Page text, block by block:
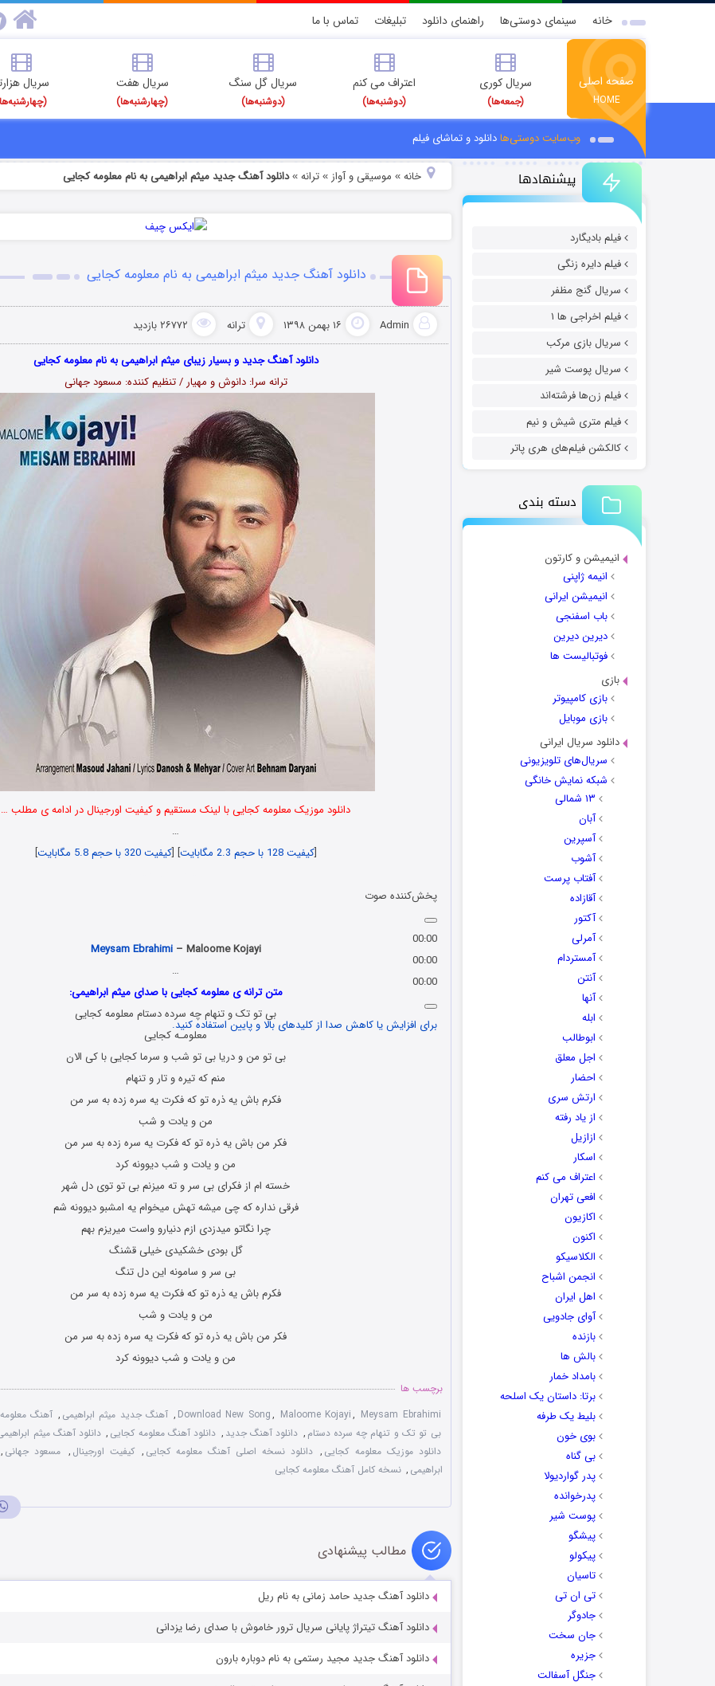
خانه سینمای دوستی‌ها راهنمای دانلود تبلیغات تماس با ما
صفحه اصلی
HOME
سریال کوری
(جمعه‌ها)
اعتراف می کنم
(دوشنبه‌ها)
سریال گل سنگ
(دوشنبه‌ها)
سریال هفت
(چهارشنبه‌ها)
سریال
وب‌سایت دوستی‌هادانلود و تماشای فیلم
پیشنهادها
فیلم بادیگارد
فیلم دایره زنگی
سریال گنج مظفر
فیلم اخراجی ها ۱
سریال بازی مرکب
سریال پوست شیر
فیلم زن‌ها فرشته‌اند
فیلم متری شیش و نیم
کالکشن فیلم‌های هری پاتر
دسته بندی
انیمیشن و کارتون
انیمه ژاپنی
انیمیشن ایرانی
باب اسفنجی
دیرین دیرین
فوتبالیست ها
بازی
بازی کامپیوتر
بازی موبایل
دانلود سریال ایرانی
سریال‌های تلویزیونی
شبکه نمایش خانگی
۱۳ شمالی
آبان
آسپرین
آشوب
آفتاب پرست
آقازاده
آکتور
آمرلی
آمستردام
آنتن
آنها
ابله
ابوطالب
اجل معلق
احضار
ارتش سری
از یاد رفته
ازازیل
اسکار
اعتراف می کنم
افعی تهران
اکازیون
اکنون
الکلاسیکو
انجمن اشباح
اهل ایران
آوای جادویی
بازنده
بالش ها
بامداد خمار
برتا: داستان یک اسلحه
بلیط یک‌‌ طرفه
بوی خون
بی گناه
پدر گواردیولا
پدرخوانده
پوست شیر
پیشگو
پیکولو
تاسیان
تی ان تی
جادوگر
جان سخت
جزیره
جنگل آسفالت
خانه» موسیقی و آواز » ترانه»دانلود آهنگ جدید میثم ابراهیمی به نام معلومه کجایی
دانلود آهنگ جدید میثم ابراهیمی به نام معلومه کجایی
Admin ۱۶ بهمن ۱۳۹۸ ترانه ۲۶۷۷۲ بازدید
دانلود آهنگ جدید و بسیار زیبای میثم ابراهیمی به نام معلومه کجایی
ترانه سرا: دانوش و مهیار / تنظیم کننده: مسعود جهانی
دانلود موزیک معلومه کجایی با لینک مستقیم و کیفیت اورجینال در ادامه ی مطلب …
…
[کیفیت 128 با حجم 2.3 مگابایت ] [کیفیت 320 با حجم 5.8 مگابایت
]
پخش‌کننده صوت
00:00
00:00
00:00
برای افزایش یا کاهش صدا از کلیدهای بالا و پایین استفاده کنید.
Meysam Ebrahimi– Maloome Kojayi
…
متن ترانه ی معلومه کجایی با صدای میثم ابراهیمی:
بی تو تک و تنهام چه سرده دستام معلومه کجایی
معلومـه کجایی
بی تو من و دریا بی تو شب و سرما کجایی با کی الان
منم که تیره و تار و تنهام
فکرم باش یه ذره تو که فکرت یه سره زده به سر من
من و یادت و شب
فکر من باش یه ذره تو که فکرت یه سره زده به سر من
من و یادت و شب دیوونه کرد
خسته ام از فکرای بی سر و ته میزنم بی تو توی دل شهر
فرقی نداره که چی میشه تهش میخوام یه امشبو دیوونه شم
چرا نگاتو میدزدی ازم دنیارو واست میریزم بهم
گل بودی خشکیدی خیلی قشنگ
بی سر و سامونه این دل تنگ
فکرم باش یه ذره تو که فکرت یه سره زده به سر من
من و یادت و شب
فکر من باش یه ذره تو که فکرت یه سره زده به سر من
من و یادت و شب دیوونه کرد
برچسب ها
Download New Song, Maloome Kojayi, Meysam Ebrahimi
, آهنگ جدید میثم ابراهیمی , آهنگ
بی تو تک و تنهام چه سرده دستام , دانلود آهنگ جدید , دانلود آهنگ معلومه کجایی , دانلود آهنگ میثم
دانلود موزیک معلومه کجایی , دانلود نسخه اصلی آهنگ معلومه کجایی , کیفیت اورجینال , مسعود جهانی ,
ابراهیمی , نسخه کامل آهنگ معلومه کجایی
مطالب پیشنهادی
دانلود آهنگ جدید حامد زمانی به نام ریل
دانلود آهنگ تیتراژ پایانی سریال ترور خاموش با صدای رضا یزدانی
دانلود آهنگ جدید مجید رستمی به نام دوباره بارون